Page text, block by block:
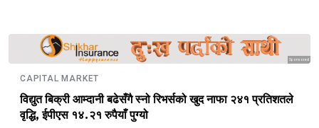
Sponsored
CAPITAL MARKET
विद्युत बिक्री आम्दानी बढेसँगै स्नो रिभर्सको खुद नाफा २४१ प्रतिशतले
वृद्धि, ईपीएस १४.२१ रुपैयाँ पुग्यो